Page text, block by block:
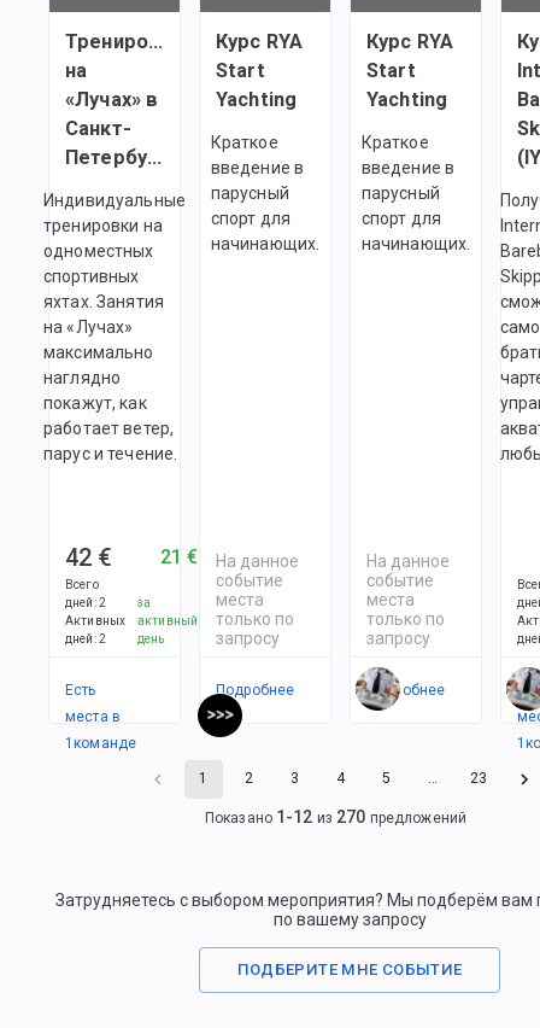
Тренировки
на
«Лучах» в
Санкт-
Петербурге
Индивидуальные
тренировки на
одноместных
спортивных
яхтах. Занятия
на «Лучах»
максимально
наглядно
покажут, как
работает ветер,
парус и течение.
42 €
Всего
дней:2
Активных
дней:2
21 €
за
активный
день
Есть
места в
1командe
Курс RYA
Start
Yachting
Краткое
введение в
парусный
спорт для
начинающих.
На данное
событие
места
только по
запросу
Подробнее
Курс RYA
Start
Yachting
Краткое
введение в
парусный
спорт для
начинающих.
На данное
событие
места
только по
запросу
Подробнее
1
1 2 3 4 5 … 23
Показано 1 -12 из 270 предложений
Затрудняетесь с выбором мероприятия? Мы подберём вам
по вашему запросу
ПОДБЕРИТЕ МНЕ СОБЫТИЕ